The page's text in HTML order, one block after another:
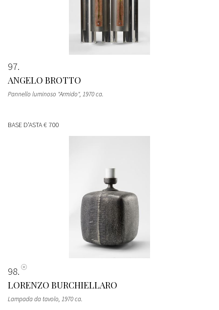
97
ANGELO BROTTO
Pannello luminoso "Armido", 1970 ca.
BASE D'ASTA€ 700
98
LORENZO BURCHIELLARO
Lampada da tavolo, 1970 ca.